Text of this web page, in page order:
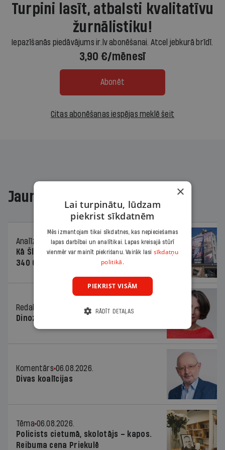
Turpini lasīt, atbalsti kvalitatīvu
žurnālistiku!
Iepazīšanās piedāvājums ir.lv abonēšanai. Atcel jebkurā brīdī.
3,90 €/mēnesī
Abonēt
Citas abonēšanas iespējas meklē šeit
Jaunākajā žurnālā
Analīze
06.08.2026.
Kā Šlesera partija palika nesodīta par
340 000 vērtu reklāmas kampaņu
Redaktores sleja
06.08.2026.
Dinozaura triks
Komentārs 06.08.2026.
Divas koalīcijas
Tēma 06.08.2026.
Policists cietumā, skolotājs – kapos.
Reibuma cena Priekulē
×
Lai turpinātu, lūdzam
piekrist sīkdatnēm
Mēs izmantojam tikai sīkdatnes, kas nepieciešamas
lapas darbībai un analītikai. Lapas kreisajā stūrī
vienmēr var mainīt piekrišanu. Vairāk lasi sīkdatņu
politikā.
PIEKRIST VISĀM
RĀDĪT DETAĻAS